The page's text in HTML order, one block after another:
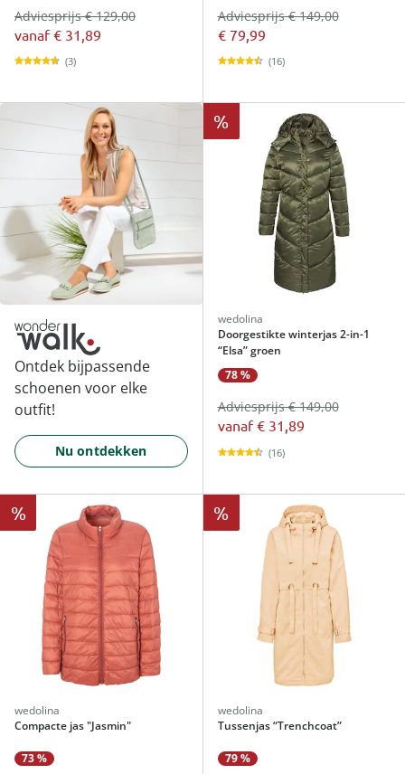
vanaf€ 31,89
Adviesprijs € 129,00
(3)
€ 79,99
Adviesprijs € 149,00
(16)
Ontdek bijpassende
schoenen voor elke
outfit!
Nu ontdekken
%
wedolina
Doorgestikte winterjas 2-in-1
“Elsa” groen
78 %
vanaf€ 31,89
Adviesprijs € 149,00
(16)
%
wedolina
Compacte jas "Jasmin"
73 %
%
wedolina
Tussenjas “Trenchcoat”
79 %